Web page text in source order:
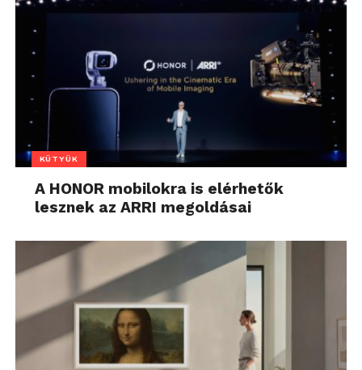
KÜTYÜK
A HONOR mobilokra is elérhetők
lesznek az ARRI megoldásai